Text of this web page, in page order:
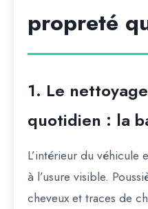
propreté
1. Le
quotidien : la
L’intérieur du véhicule
à l’usure visible.
cheveux et traces de